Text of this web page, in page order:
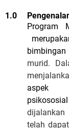
1.0
Program
murid.
aspek
psikososial
telah